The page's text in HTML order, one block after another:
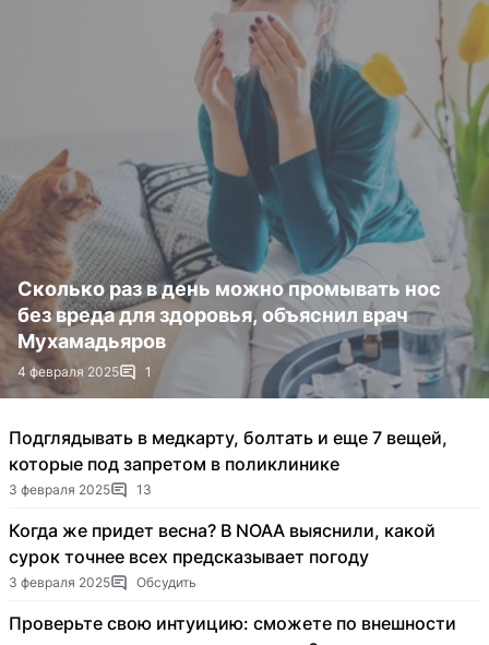
Сколько раз в день можно промывать нос
без вреда для здоровья, объяснил врач
Мухамадьяров
4 февраля 2025 1
Подглядывать в медкарту, болтать и еще 7 вещей,
которые под запретом в поликлинике
3 февраля 2025 13
Когда же придет весна? В NOAA выяснили, какой
сурок точнее всех предсказывает погоду
3 февраля 2025 Обсудить
Проверьте свою интуицию: сможете по внешности